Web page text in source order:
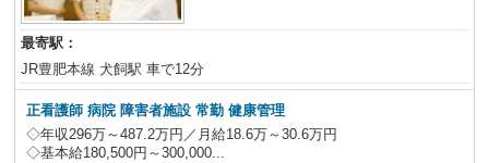
最寄駅：
JR豊肥本線 犬飼駅 車で12分
正看護師 病院 障害者施設 常勤 健康管理
◇年収296万～487.2万円／月給18.6万～30.6万円
◇基本給180,500円～300,000...